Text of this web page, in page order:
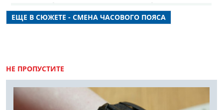
регионах, но была охотно подхвачена новосибирскими
законодателями.
ЕЩЕ В СЮЖЕТЕ - СМЕНА ЧАСОВОГО ПОЯСА
НЕ ПРОПУСТИТЕ